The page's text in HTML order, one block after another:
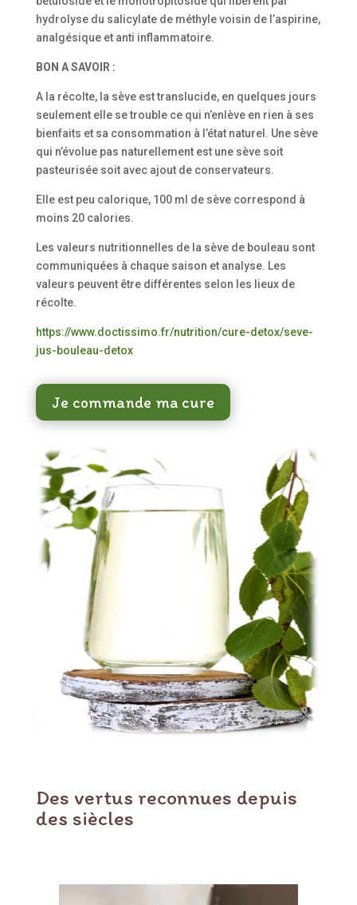
hydrolyse du salicylate de méthyle voisin de l’aspirine,
analgésique et anti inflammatoire.
BON A SAVOIR :
A la récolte, la sève est translucide, en quelques jours
seulement elle se trouble ce qui n’enlève en rien à ses
bienfaits et sa consommation à l’état naturel. Une sève
qui n’évolue pas naturellement est une sève soit
pasteurisée soit avec ajout de conservateurs.
Elle est peu calorique, 100 ml de sève correspond à
moins 20 calories.
Les valeurs nutritionnelles de la sève de bouleau sont
communiquées à chaque saison et analyse. Les
valeurs peuvent être différentes selon les lieux de
récolte.
https://www.doctissimo.fr/nutrition/cure-detox/seve-
jus-bouleau-detox
Je commande ma cure
Des vertus reconnues depuis
des siècles